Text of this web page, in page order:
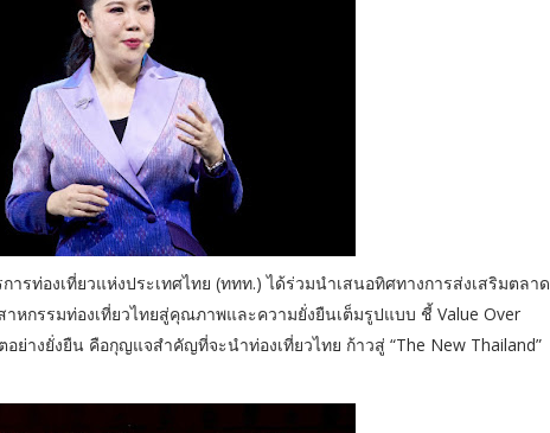
รท่องเที่ยวแห่งประเทศไทย (ททท.) ได้ร่วมนำเสนอทิศทางการส่งเสริมตลาด
หกรรมท่องเที่ยวไทยสู่คุณภาพและความยั่งยืนเต็มรูปแบบ ชี้ Value Over
างยั่งยืน คือกุญแจสำคัญที่จะนำท่องเที่ยวไทย ก้าวสู่ “The New Thailand”